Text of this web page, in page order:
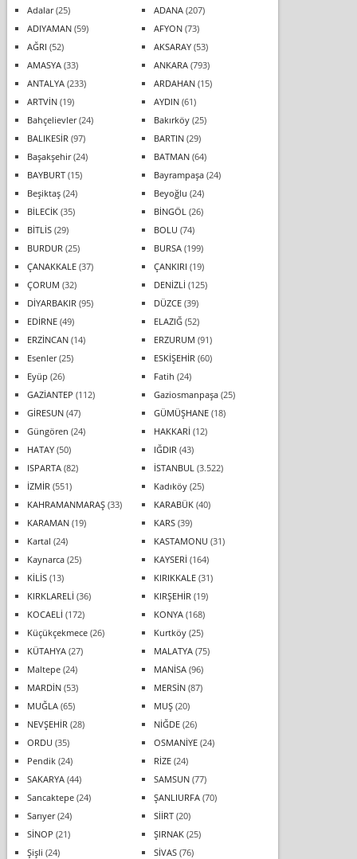
Adalar(25) ADANA(207)
ADIYAMAN(59) AFYON(73)
AĞRI (52) AKSARAY(53)
AMASYA(33) ANKARA(793)
ANTALYA(233) ARDAHAN(15)
ARTVİN(19) AYDIN(61)
Bahçelievler(24) Bakırköy(25)
BALIKESİR (97) BARTIN(29)
Başakşehir(24) BATMAN(64)
BAYBURT(15) Bayrampaşa(24)
Beşiktaş(24) Beyoğlu (24)
BİLECİK(35) BİNGÖL (26)
BİTLİS(29) BOLU (74)
BURDUR (25) BURSA(199)
ÇANAKKALE(37) ÇANKIRI (19)
ÇORUM (32) DENİZLİ (125)
DİYARBAKIR (95) DÜZCE(39)
EDİRNE(49) ELAZIĞ(52)
ERZİNCAN(14) ERZURUM (91)
Esenler(25) ESKİŞEHİR (60)
Eyüp (26) Fatih (24)
GAZİANTEP (112) Gaziosmanpaşa(25)
GİRESUN(47) GÜMÜŞHANE(18)
Güngören (24) HAKKARİ (12)
HATAY(50) IĞDIR (43)
ISPARTA(82) İSTANBUL (3.522)
İZMİR (551) Kadıköy(25)
KAHRAMANMARAŞ(33) KARABÜK(40)
KARAMAN(19) KARS(39)
Kartal (24) KASTAMONU (31)
Kaynarca(25) KAYSERİ (164)
KİLİS(13) KIRIKKALE(31)
KIRKLARELİ (36) KIRŞEHİR (19)
KOCAELİ (172) KONYA(168)
Küçükçekmece(26) Kurtköy(25)
KÜTAHYA(27) MALATYA(75)
Maltepe(24) MANİSA(96)
MARDİN(53) MERSİN(87)
MUĞLA(65) MUŞ(20)
NEVŞEHİR (28) NİĞDE(26)
ORDU (35) OSMANİYE(24)
Pendik(24) RİZE(24)
SAKARYA(44) SAMSUN(77)
Sancaktepe(24) ŞANLIURFA(70)
Sarıyer(24) SİİRT(20)
SİNOP (21) ŞIRNAK(25)
Şişli (24) SİVAS(76)